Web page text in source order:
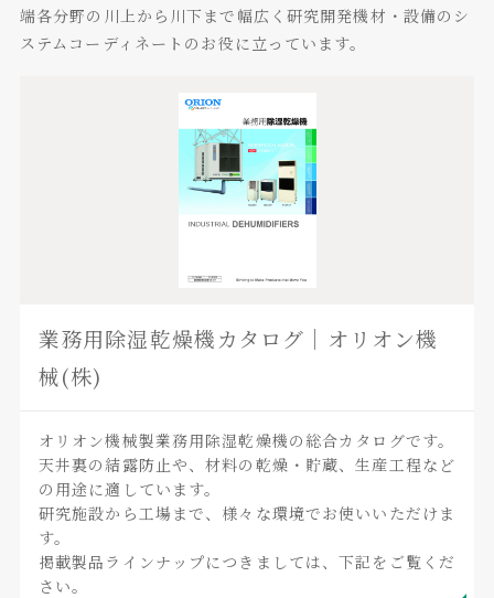
端各分野の川上から川下まで幅広く研究開発機材・設備のシ
ステムコーディネートのお役に立っています。
業務用除湿乾燥機カタログ｜オリオン機
械(株)
オリオン機械製業務用除湿乾燥機の総合カタログです。
天井裏の結露防止や、材料の乾燥・貯蔵、生産工程など
の用途に適しています。
研究施設から工場まで、様々な環境でお使いいただけま
す。
掲載製品ラインナップにつきましては、下記をご覧くだ
さい。